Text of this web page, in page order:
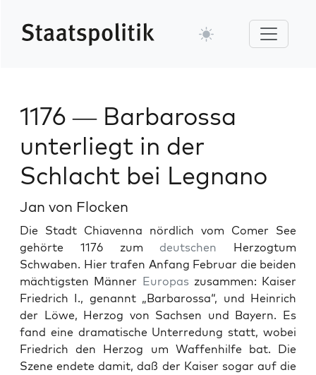
1176 — Barbarossa
unterliegt in der
Schlacht bei Legnano
Jan von Flocken
Die Stadt Chi­aven­na nördlich vom Com­er See
gehörte 1176 zum deutschen Her­zog­tum
Schwaben. Hier trafen Anfang Feb­ru­ar die bei­den
mächtig­sten Män­ner Europas zusam­men: Kaiser
Friedrich I., genan­nt „Bar­barossa“, und Hein­rich
der Löwe, Her­zog von Sach­sen und Bay­ern. Es
fand eine drama­tis­che Unterre­dung statt, wobei
Friedrich den Her­zog um Waf­fen­hil­fe bat. Die
Szene endete damit, daß der Kaiser sog­ar auf die